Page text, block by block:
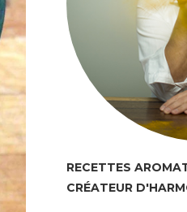
RECETTES
CRÉATEUR